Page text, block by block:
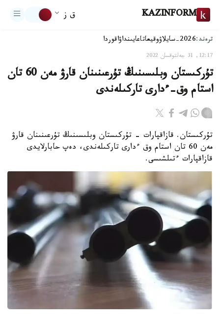
KAZINFORM ق ز
ترەند:2026-سايلاۋ وقيعاتاعايىنداۋاقوردا
12:17, 31 جەلتوقسان 2022
تۇركىستان وبلىسىنىڭ تۇرعىنىنان قارۋ مەن 60 تان
استام وق-ءدارى تاركىلەندى
تۇركىستان. قازاقپارات - تۇركىستان وبلىسىنىڭ تۇرعىنىنان قارۋ
مەن 60 تان استام وق ءدارى تاركىلەندى، دەپ حابارلايدى
قازاقپارات ءتىلشىسى.